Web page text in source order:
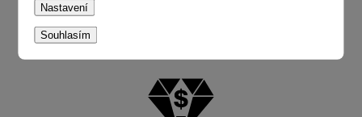
Nastavení
Souhlasím